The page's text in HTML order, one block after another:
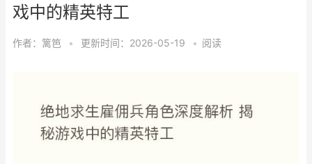
戏中的精英特工
作者： 篱笆 • 更新时间：2026-05-19 • 阅读